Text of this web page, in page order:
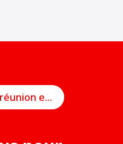
Planifier une réunion en ligne